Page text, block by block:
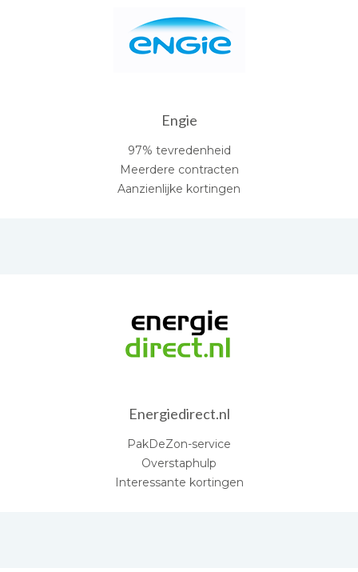
Engie
97% tevredenheid
Meerdere contracten
Aanzienlijke kortingen
Energiedirect.nl
PakDeZon-service
Overstaphulp
Interessante kortingen